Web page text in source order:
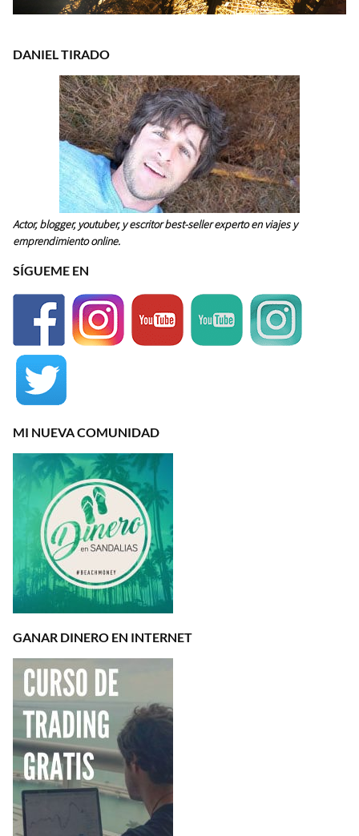
DANIEL TIRADO
Actor, blogger, youtuber, y escritor best-seller experto en viajes y
emprendimiento online.
SÍGUEME EN
MI NUEVA COMUNIDAD
GANAR DINERO EN INTERNET